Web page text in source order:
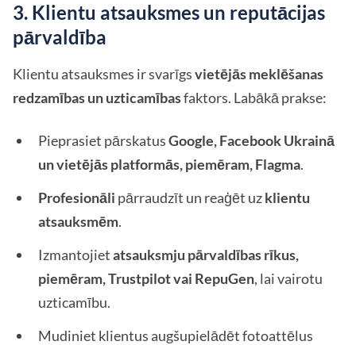
3. Klientu atsauksmes un reputācijas
pārvaldība
Klientu atsauksmes ir svarīgsvietējās meklēšanas
redzamības un uzticamībasfaktors. Labākā prakse:
Pieprasiet pārskatusGoogle, Facebook Ukrainā
un vietējās platformās, piemēram, Flagma.
Profesionāli pārraudzīt un reaģēt uzklientu
atsauksmēm.
Izmantojietatsauksmju pārvaldības rīkus,
piemēram, Trustpilot vai RepuGen, lai vairotu
uzticamību.
Mudiniet klientus augšupielādēt fotoattēlus